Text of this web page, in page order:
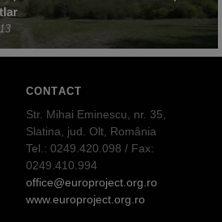
CONTACT
Str. Mihai Eminescu, nr. 35,
Slatina, jud. Olt, România
Tel.: 0249.420.098 / Fax:
0249.410.994
office@europroject.org.ro
www.europroject.org.ro